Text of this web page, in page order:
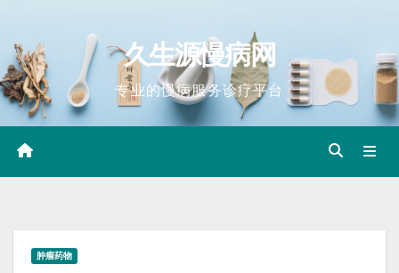
content
久生源慢病网
专业的慢病服务诊疗平台
肿瘤药物